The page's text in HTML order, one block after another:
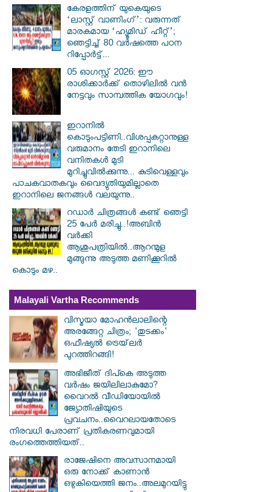
കേരളത്തിന് യുകെയുടെ
‘ലാസ്റ്റ് വാണിംഗ്’: വരുന്നത്
മാരകമായ ‘ഹ്യൂമിഡ് ഹീറ്റ്’;
ഞെട്ടിച്ച് 80 വർഷത്തെ പഠന
റിപ്പോർട്ട്...
05 ഓഗസ്റ്റ് 2026: ഈ
രാശിക്കാർക്ക് തൊഴിലിൽ വൻ
നേട്ടവും സാമ്പത്തിക യോഗവും!
ഇറാനില്‍
കൊടുംപട്ടിണി..വിശപ്പകറ്റാനുള്ള
വരുമാനം തേടി ഇറാനിലെ
വനിതകള്‍ മുടി
മുറിച്ചുവില്‍ക്കുന്നു... കുടിവെള്ളവും
പാചകവാതകവും വൈദ്യുതിയുമില്ലാതെ
ഇറാനിലെ ജനങ്ങള്‍ വലയുന്നു..
റഡാർ ചിത്രങ്ങൾ കണ്ട് ഞെട്ടി
25 പേർ മരിച്ചു..!അബിൻ
വർക്കി
ആശുപത്രിയിൽ..ആറന്മുള
മുങ്ങുന്നു അടുത്ത മണിക്കൂറിൽ
കൊടും മഴ..
Malayali Vartha Recommends
വിസ്മയാ മോഹൻലാലിന്റെ
അരങ്ങേറ്റ ചിത്രം; 'തുടക്കം'
ഒഫീഷ്യൽ ട്രെയ്‌ലർ
പുറത്തിറങ്ങി!
അഭിജീത് ദിപ്കെ അടുത്ത
വർഷം ജയിലിലാകുമോ?
വൈറൽ വീഡിയോയിൽ
ജ്യോതിഷിയുടെ
പ്രവചനം..വൈറലായതോടെ
നിരവധി പേരാണ് പ്രതികരണവുമായി
രംഗത്തെത്തിയത്..
രാജേഷിനെ അവസാനമായി
ഒരു നോക്ക് കാണാൻ
ഒഴുകിയെത്തി ജനം..അലമുറയിട്ടു